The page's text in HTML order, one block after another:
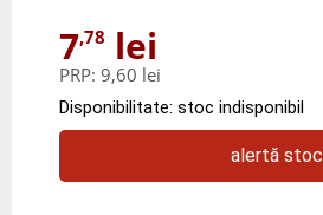
7,78 lei
PRP: 9,60 lei
Disponibilitate: stoc indisponibil
alertă stoc